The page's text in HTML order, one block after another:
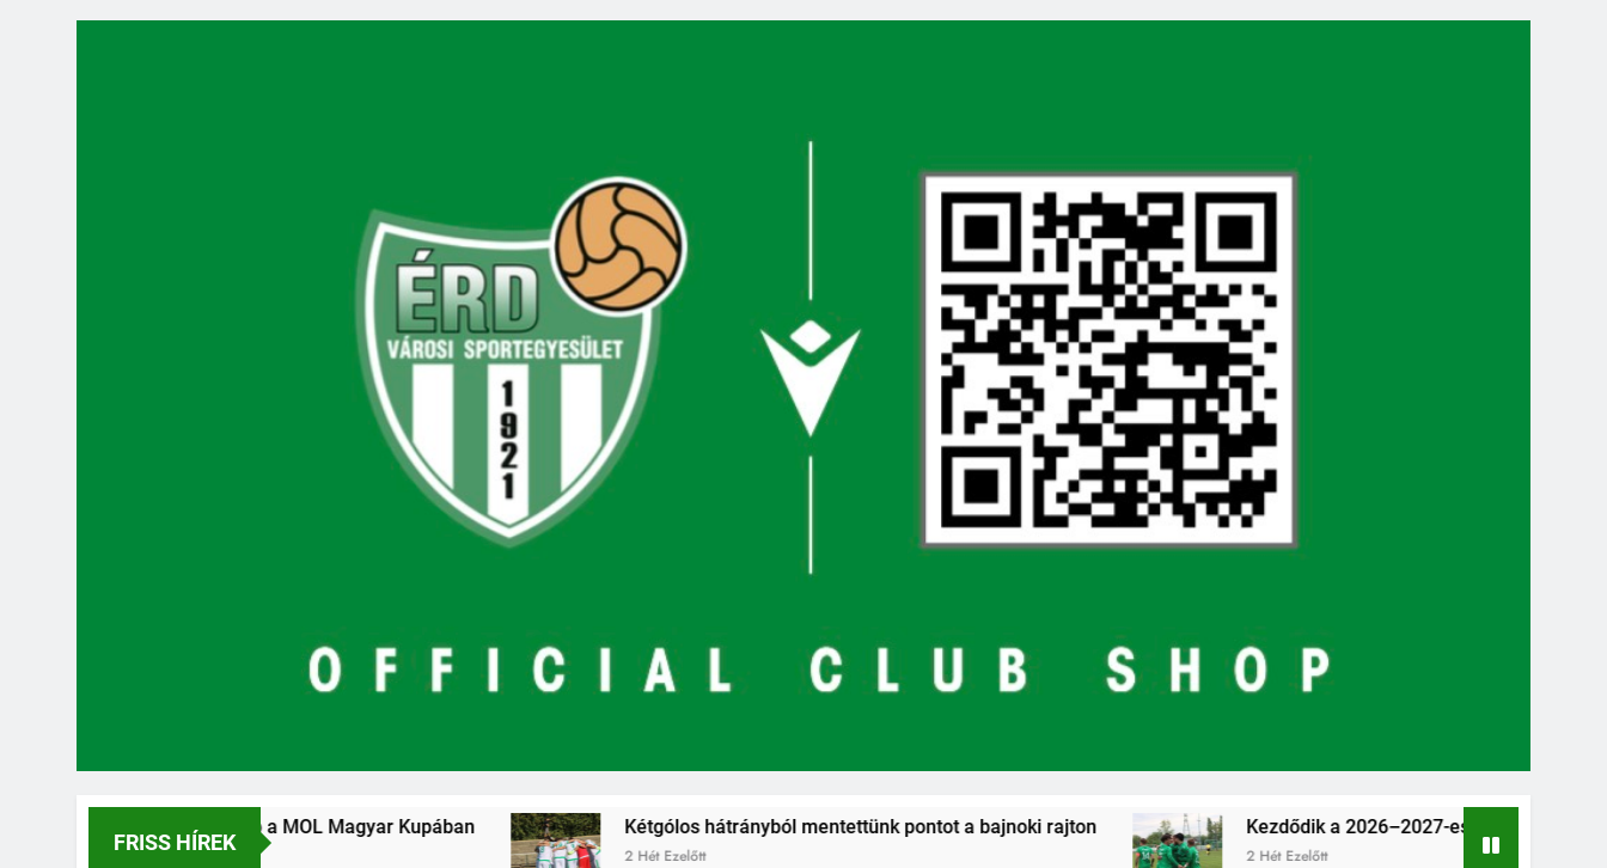
FRISS HÍREK
tovább a MOL Magyar Kupában Kétgólos hátrányból mentettünk pontot a bajnoki rajton
2 Hét Ezelőtt
Kezdődik a 2026–2027-es szezon – hazai pályán rajtol az
2 Hét Ezelőtt